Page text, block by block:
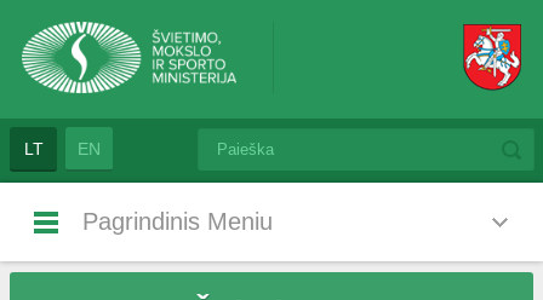
LT EN
Pagrindinis Meniu